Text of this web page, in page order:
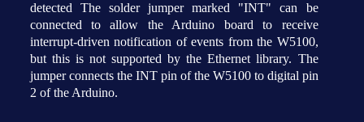
detected The solder jumper marked "INT" can be
connected to allow the Arduino board to receive
interrupt-driven notification of events from the W5100,
but this is not supported by the Ethernet library. The
jumper connects the INT pin of the W5100 to digital pin
2 of the Arduino.